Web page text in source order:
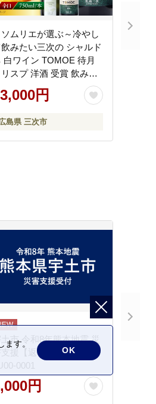
ソムリエが選ぶ～冷やし
みたい三次の シャルド
白ワイン TOMOE 待月
リスプ 洋酒 受賞 飲み比
国産 ギフト 贈答 プレゼ
ぶどう 葡萄 広島県産
円
島県 三次市
土市 令和8年熊本地震 災
支援【返礼品なし】
0001
円
ます。
OK